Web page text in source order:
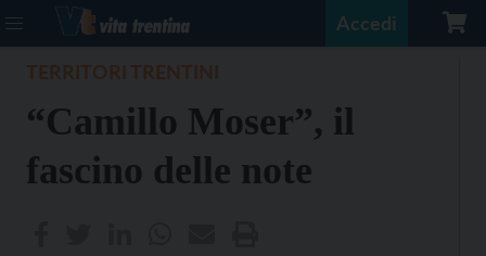
Accedi
“Camillo Moser”, il
fascino delle note